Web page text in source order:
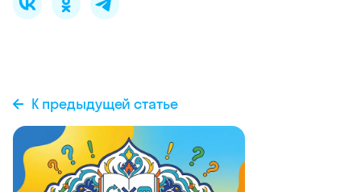
К предыдущей статье